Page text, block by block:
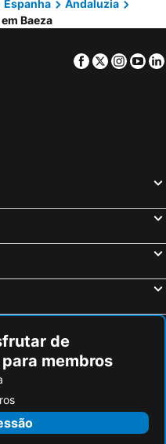
Espanha
Andaluzia
Baeza
Facebook
Twitter
de
membros